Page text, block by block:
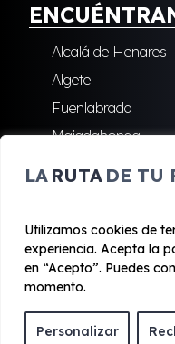
LA RUTA DE TU
Utilizamos cookies de
experiencia. Acepta la
en “Acepto”. Puedes
momento.
Personalizar
Alcalá de Henares
Algete
Fuenlabrada
Majadahonda
Reyes
© 2020 -
Aviso legal y Privacidad